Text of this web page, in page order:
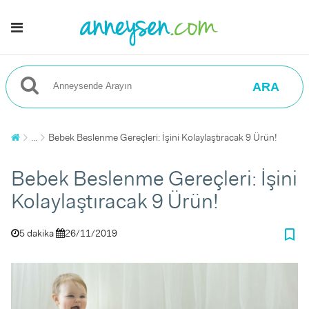
ARA
... Bebek Beslenme Gereçleri: İşini Kolaylaştıracak 9 Ürün!
Bebek Beslenme Gereçleri: İşini
Kolaylaştıracak 9 Ürün!
5 dakika 26/11/2019 bookmark_border